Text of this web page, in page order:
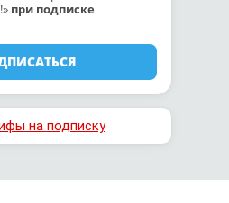
при подписке
на подписку